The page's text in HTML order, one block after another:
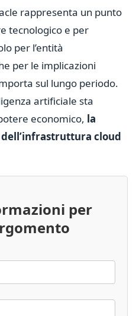
rappresenta un punto
tecnologico e per
per l’entità
per le implicazioni
sul lungo periodo.
artificiale sta
economico, la
cloud
per